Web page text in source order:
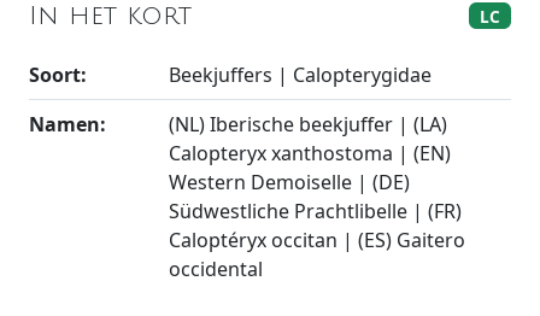
In het kort LC
Soort:
Beekjuffers | Calopterygidae
Namen:
(NL) Iberische beekjuffer | (LA)
Calopteryx xanthostoma | (EN)
Western Demoiselle | (DE)
Südwestliche Prachtlibelle | (FR)
Caloptéryx occitan | (ES) Gaitero
occidental